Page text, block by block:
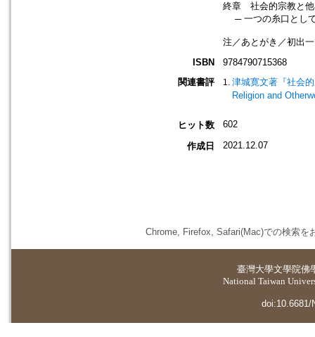
終章 社会的宗教と他
─ 一つの糸口とし
注／あとがき／初出
ISBN
9784790715368
関連書評
津城寛文著『社会
Religion and
ヒット数 602
作成日 2021.12.07
Chrome, Firefox, Safari(Mac)での検索を
臺灣大學文學院佛
National Taiwan
doi:10.6681/